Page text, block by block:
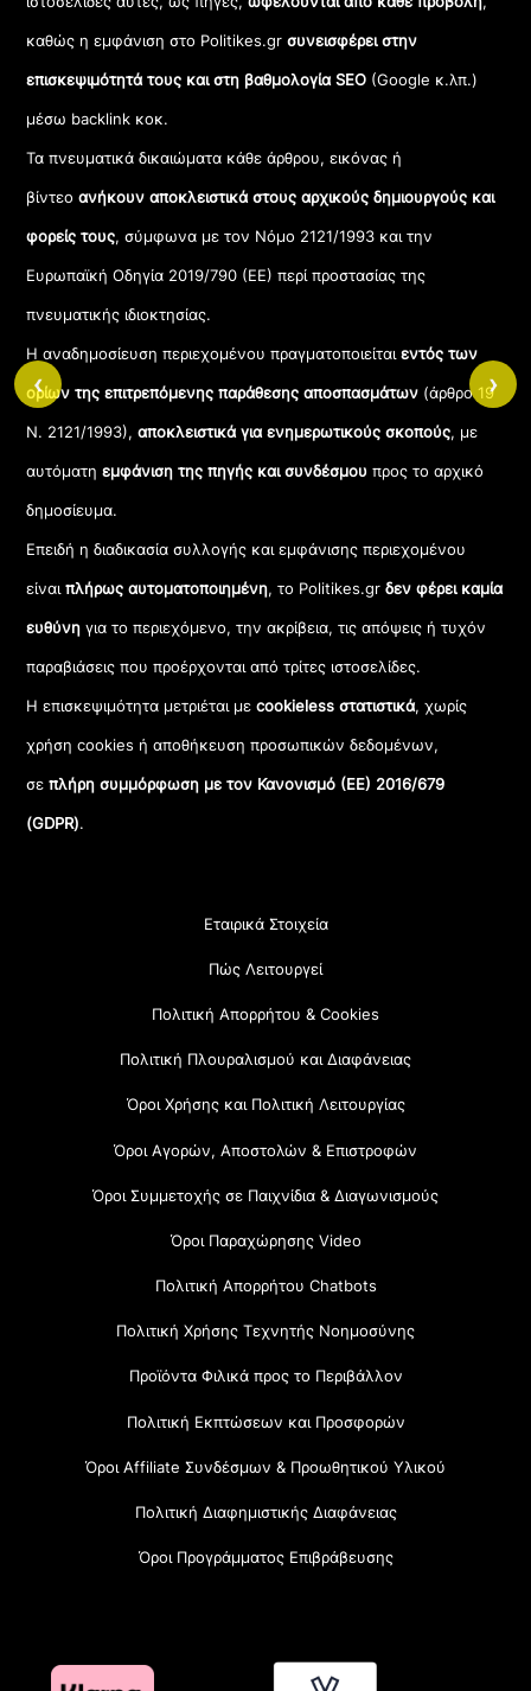
καθώς η εμφάνιση στο Politikes.gr συνεισφέρει στην
επισκεψιμότητά τους και στη βαθμολογία SEO (Google κ.λπ.)
μέσω backlink κοκ.
Τα πνευματικά δικαιώματα κάθε άρθρου, εικόνας ή
βίντεοανήκουν αποκλειστικά στους αρχικούς δημιουργούς και
φορείς τους, σύμφωνα με τον Νόμο 2121/1993 και την
Ευρωπαϊκή Οδηγία 2019/790 (ΕΕ) περί προστασίας της
πνευματικής ιδιοκτησίας.
Η αναδημοσίευση περιεχομένου πραγματοποιείταιεντός των
ορίων της επιτρεπόμενης παράθεσης αποσπασμάτων (άρθρο 19
Ν. 2121/1993), αποκλειστικά για ενημερωτικούς σκοπούς, με
αυτόματηεμφάνιση της πηγής και συνδέσμου προς το αρχικό
δημοσίευμα.
Επειδή η διαδικασία συλλογής και εμφάνισης περιεχομένου
είναιπλήρως αυτοματοποιημένη, το Politikes.grδεν φέρει καμία
ευθύνη για το περιεχόμενο, την ακρίβεια, τις απόψεις ή τυχόν
παραβιάσεις που προέρχονται από τρίτες ιστοσελίδες.
Η επισκεψιμότητα μετριέται μεcookieless στατιστικά, χωρίς
χρήση cookies ή αποθήκευση προσωπικών δεδομένων,
σεπλήρη συμμόρφωση με τον Κανονισμό (ΕΕ) 2016/679
(GDPR).
Εταιρικά Στοιχεία
Πώς Λειτουργεί
Πολιτική Απορρήτου & Cookies
Πολιτική Πλουραλισμού και Διαφάνειας
Όροι Χρήσης και Πολιτική Λειτουργίας
Όροι Αγορών, Αποστολών & Επιστροφών
Όροι Συμμετοχής σε Παιχνίδια & Διαγωνισμούς
Όροι Παραχώρησης Video
Πολιτική Απορρήτου Chatbots
Πολιτική Χρήσης Τεχνητής Νοημοσύνης
Προϊόντα Φιλικά προς το Περιβάλλον
Πολιτική Εκπτώσεων και Προσφορών
Όροι Affiliate Συνδέσμων & Προωθητικού Υλικού
Πολιτική Διαφημιστικής Διαφάνειας
Όροι Προγράμματος Επιβράβευσης
‹ ›